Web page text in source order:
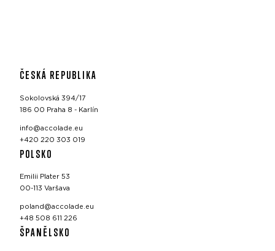
ČESKÁ REPUBLIKA
Sokolovská 394/17
186 00 Praha 8 - Karlín
info@accolade.eu
+420 220 303 019
POLSKO
Emilii Plater 53
00-113 Varšava
poland@accolade.eu
+48 508 611 226
ŠPANĚLSKO